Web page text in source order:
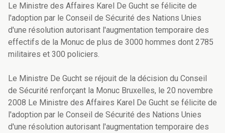
Le Ministre des Affaires Karel De Gucht se félicite de
l'adoption par le Conseil de Sécurité des Nations Unies
d'une résolution autorisant l'augmentation temporaire des
effectifs de la Monuc de plus de 3000 hommes dont 2785
militaires et 300 policiers.
Le Ministre De Gucht se réjouit de la décision du Conseil
de Sécurité renforçant la Monuc Bruxelles, le 20 novembre
2008 Le Ministre des Affaires Karel De Gucht se félicite de
l'adoption par le Conseil de Sécurité des Nations Unies
d'une résolution autorisant l'augmentation temporaire des